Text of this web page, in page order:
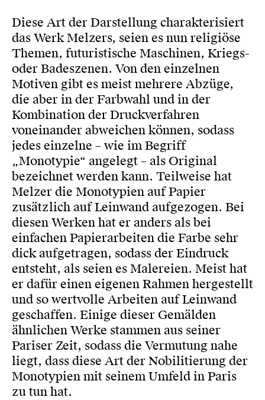
Diese Art der Darstellung charakterisiert
das Werk Melzers, seien es nun religiöse
Themen, futuristische Maschinen, Kriegs-
oder Badeszenen. Von den einzelnen
Motiven gibt es meist mehrere Abzüge,
die aber in der Farbwahl und in der
Kombination der Druckverfahren
voneinander abweichen können, sodass
jedes einzelne – wie im Begriff
„Monotypie“ angelegt – als Original
bezeichnet werden kann. Teilweise hat
Melzer die Monotypien auf Papier
zusätzlich auf Leinwand aufgezogen. Bei
diesen Werken hat er anders als bei
einfachen Papierarbeiten die Farbe sehr
dick aufgetragen, sodass der Eindruck
entsteht, als seien es Malereien. Meist hat
er dafür einen eigenen Rahmen hergestellt
und so wertvolle Arbeiten auf Leinwand
geschaffen. Einige dieser Gemälden
ähnlichen Werke stammen aus seiner
Pariser Zeit, sodass die Vermutung nahe
liegt, dass diese Art der Nobilitierung der
Monotypien mit seinem Umfeld in Paris
zu tun hat.